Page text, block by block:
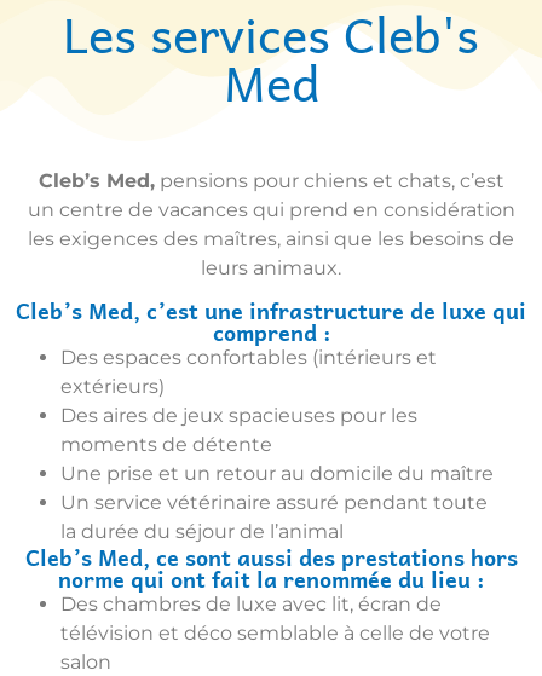
Les services Cleb's
Med
Cleb’s Med,pensions pour chiens et chats, c’est
un centre de vacances qui prend en considération
les exigences des maîtres, ainsi que les besoins de
leurs animaux.
Cleb’s Med, c’est une infrastructure de luxe qui
comprend :
Des espaces confortables (intérieurs et
extérieurs)
Des aires de jeux spacieuses pour les
moments de détente
Une prise et un retour au domicile du maître
Un service vétérinaire assuré pendant toute
la durée du séjour de l’animal
Cleb’s Med, ce sont aussi des prestations hors
norme qui ont fait la renommée du lieu :
Des chambres de luxe avec lit, écran de
télévision et déco semblable à celle de votre
salon